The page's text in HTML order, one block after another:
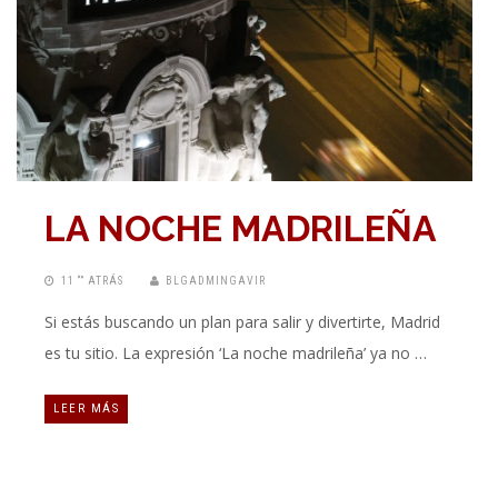
LA NOCHE MADRILEÑA
11 “” ATRÁS BLGADMINGAVIR
Si estás buscando un plan para salir y divertirte, Madrid
es tu sitio. La expresión ‘La noche madrileña’ ya no …
LEER MÁS